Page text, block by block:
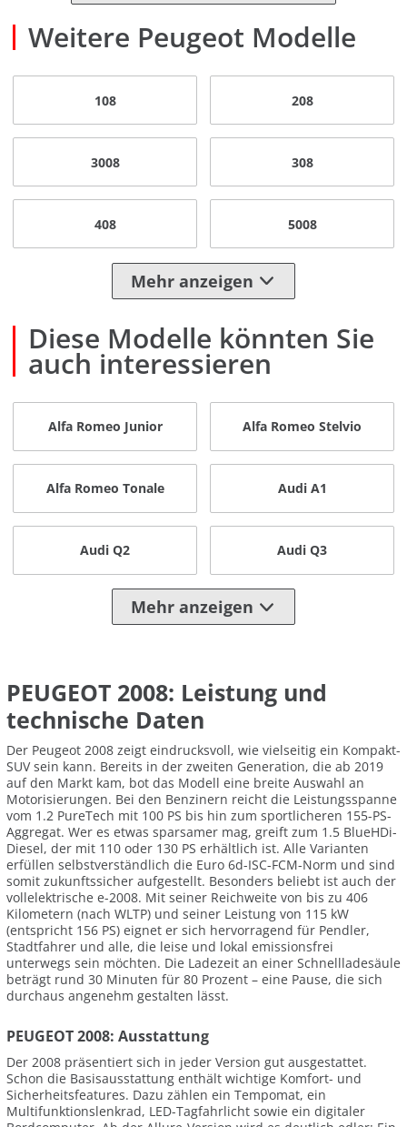
Weitere Peugeot Modelle
108 208
3008 308
408 5008
Mehr anzeigen
Diese Modelle könnten Sie
auch interessieren
Alfa Romeo Junior Alfa Romeo Stelvio
Alfa Romeo Tonale Audi A1
Audi Q2 Audi Q3
Mehr anzeigen
PEUGEOT 2008: Leistung und
technische Daten
Der Peugeot 2008 zeigt eindrucksvoll, wie vielseitig ein Kompakt-
SUV sein kann. Bereits in der zweiten Generation, die ab 2019
auf den Markt kam, bot das Modell eine breite Auswahl an
Motorisierungen. Bei den Benzinern reicht die Leistungsspanne
vom 1.2 PureTech mit 100 PS bis hin zum sportlicheren 155-PS-
Aggregat. Wer es etwas sparsamer mag, greift zum 1.5 BlueHDi-
Diesel, der mit 110 oder 130 PS erhältlich ist. Alle Varianten
erfüllen selbstverständlich die Euro 6d-ISC-FCM-Norm und sind
somit zukunftssicher aufgestellt. Besonders beliebt ist auch der
vollelektrische e-2008. Mit seiner Reichweite von bis zu 406
Kilometern (nach WLTP) und seiner Leistung von 115 kW
(entspricht 156 PS) eignet er sich hervorragend für Pendler,
Stadtfahrer und alle, die leise und lokal emissionsfrei
unterwegs sein möchten. Die Ladezeit an einer Schnellladesäule
beträgt rund 30 Minuten für 80 Prozent – eine Pause, die sich
durchaus angenehm gestalten lässt.
PEUGEOT 2008: Ausstattung
Der 2008 präsentiert sich in jeder Version gut ausgestattet.
Schon die Basisausstattung enthält wichtige Komfort- und
Sicherheitsfeatures. Dazu zählen ein Tempomat, ein
Multifunktionslenkrad, LED-Tagfahrlicht sowie ein digitaler